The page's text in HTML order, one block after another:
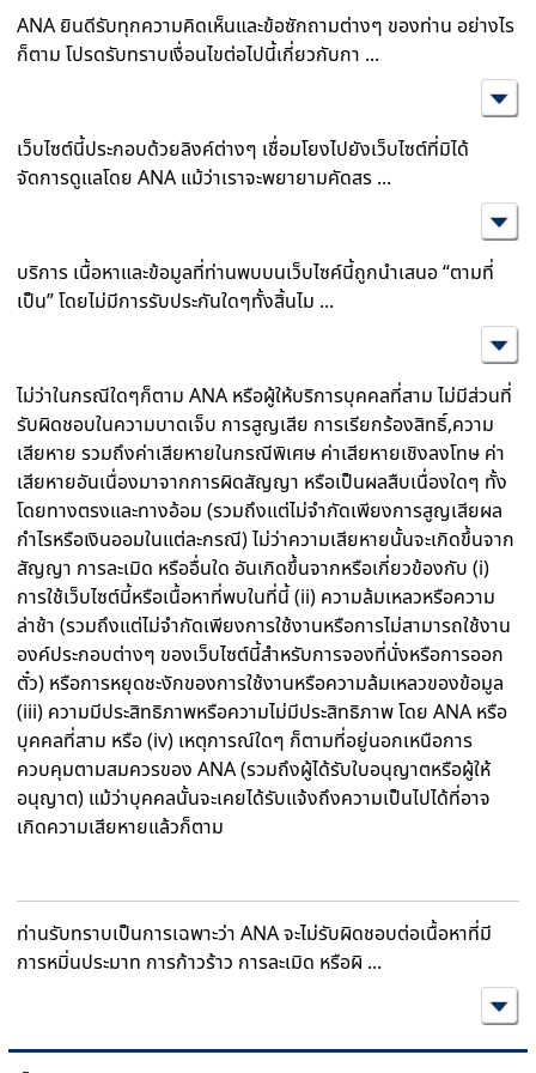
ANA ยินดีรับทุกความคิดเห็นและข้อซักถามต่างๆ ของท่าน อย่างไร
ก็ตาม โปรดรับทราบเงื่อนไขต่อไปนี้เกี่ยวกับกา ...
เว็บไซต์นี้ประกอบด้วยลิงค์ต่างๆ เชื่อมโยงไปยังเว็บไซต์ที่มิได้
จัดการดูแลโดย ANA แม้ว่าเราจะพยายามคัดสร ...
บริการ เนื้อหาและข้อมูลที่ท่านพบบนเว็บไซค์นี้ถูกนำเสนอ “ตามที่
เป็น” โดยไม่มีการรับประกันใดๆทั้งสิ้นไม ...
ไม่ว่าในกรณีใดๆก็ตาม ANA หรือผู้ให้บริการบุคคลที่สาม ไม่มีส่วนที่
รับผิดชอบในความบาดเจ็บ การสูญเสีย การเรียกร้องสิทธิ์,ความ
เสียหาย รวมถึงค่าเสียหายในกรณีพิเศษ ค่าเสียหายเชิงลงโทษ ค่า
เสียหายอันเนื่องมาจากการผิดสัญญา หรือเป็นผลสืบเนื่องใดๆ ทั้ง
โดยทางตรงและทางอ้อม (รวมถึงแต่ไม่จำกัดเพียงการสูญเสียผล
กำไรหรือเงินออมในแต่ละกรณี) ไม่ว่าความเสียหายนั้นจะเกิดขึ้นจาก
สัญญา การละเมิด หรืออื่นใด อันเกิดขึ้นจากหรือเกี่ยวข้องกับ (i)
การใช้เว็บไซต์นี้หรือเนื้อหาที่พบในที่นี้ (ii) ความล้มเหลวหรือความ
ล่าช้า (รวมถึงแต่ไม่จำกัดเพียงการใช้งานหรือการไม่สามารถใช้งาน
องค์ประกอบต่างๆ ของเว็บไซต์นี้สำหรับการจองที่นั่งหรือการออก
ตั๋ว) หรือการหยุดชะงักของการใช้งานหรือความล้มเหลวของข้อมูล
(iii) ความมีประสิทธิภาพหรือความไม่มีประสิทธิภาพ โดย ANA หรือ
บุคคลที่สาม หรือ (iv) เหตุการณ์ใดๆ ก็ตามที่อยู่นอกเหนือการ
ควบคุมตามสมควรของ ANA (รวมถึงผู้ได้รับใบอนุญาตหรือผู้ให้
อนุญาต) แม้ว่าบุคคลนั้นจะเคยได้รับแจ้งถึงความเป็นไปได้ที่อาจ
เกิดความเสียหายแล้วก็ตาม
ท่านรับทราบเป็นการเฉพาะว่า ANA จะไม่รับผิดชอบต่อเนื้อหาที่มี
การหมิ่นประมาท การก้าวร้าว การละเมิด หรือผิ ...